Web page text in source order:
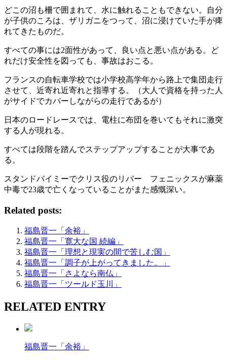
どこの沼も柵で囲まれて、水に触れることもできない。自分
が子供のころは、ザリガニをつって、沼に浸けていた手が痺
れてきたものだ。
すべての事には2面性があって、良い点と悪い点がある。ど
れだけ安全性を図っても、事故はおこる。
フランスの自転車学校では小学校高学年から路上で集団走行
させて、近寄れ近寄れと指導する。（大人で資格を持った人
がサイドでカバーしながらの走行であるが）
日本のロードレースでは、電柱に布団を巻いてもそれに激突
する人が現れる。
すべては段階を踏んでステップアップすることが大事であ
る。
スタンドバイミーでクリス役のリバー フェニックスが麻薬
中毒で23歳で亡くなっていることがまた感慨深い。
Related posts:
福島晋一「余裕」
福島晋一「寛大な国 続編」
福島晋一「理想と現実の間で苦しむ国」
福島晋一「調子が上がってきました。」
福島晋一「さよなら南仏」
福島晋一「ツールド玉川」
RELATED ENTRY
福島晋一「余裕」